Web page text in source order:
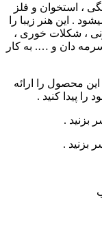
، استخوان و فلز
. این هنر زیبا را
، شکلات خوری ،
دان و …. به کار
محصول را ارائه
را پیدا کنید .
بزنید .
بزنید .